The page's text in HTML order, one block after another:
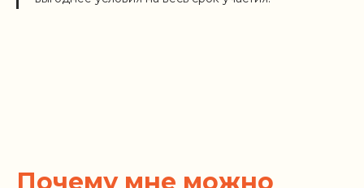
Почему мне можно